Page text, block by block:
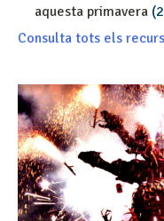
aquesta primavera
Consulta tots els